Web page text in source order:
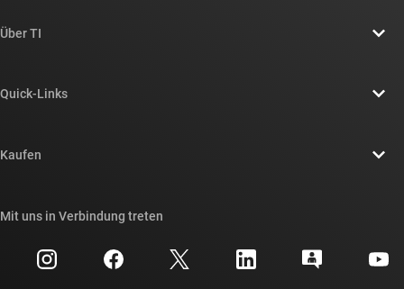
Über TI
Newsroom
Investorenbeziehungen
Quick-Links
Querverweis-Suche
Kundensupportzentrum
Kaufen
Mit uns in Verbindung treten